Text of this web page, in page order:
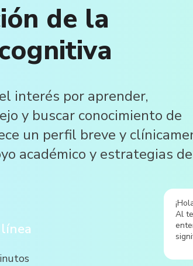
de la
interés por aprender,
y buscar conocimiento de
un perfil breve y
académico y estrategias de
Al